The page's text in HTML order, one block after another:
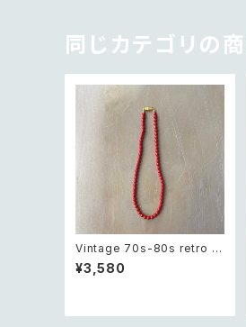
同じカテゴリの
Vintage 70s-80s retro re
d beads necklace レトロ
ヴィンテージ アクセサリー レ
¥3,580